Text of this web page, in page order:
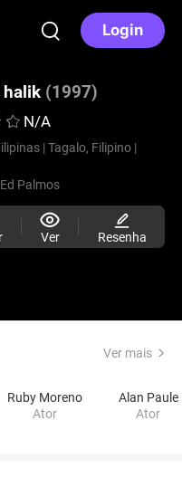
Login
halik (1997)
N/A
| Tagalo, Filipino |
Ed Palmos
Ver Resenha
Ver mais
Ruby Moreno
Ator
Alan Paule
Ator